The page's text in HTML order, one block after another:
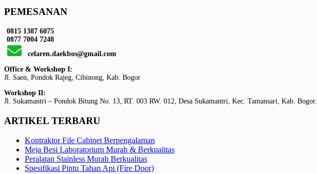
PEMESANAN
0815 1387 6075
0877 7004 7248
celaren.daekbos@gmail.com
Office & Workshop I:
Jl. Saen, Pondok Rajeg, Cibinong, Kab. Bogor
Workshop II:
Jl. Sukamantri – Pondok Bitung No. 13, RT. 003 RW. 012, Desa Sukamantri, Kec. Tamansari, Kab. Bogor.
ARTIKEL TERBARU
Kontraktor File Cabinet Berpengalaman
Meja Besi Laboratorium Murah & Berkualitas
Peralatan Stainless Murah Berkualitas
Spesifikasi Pintu Tahan Api (Fire Door)